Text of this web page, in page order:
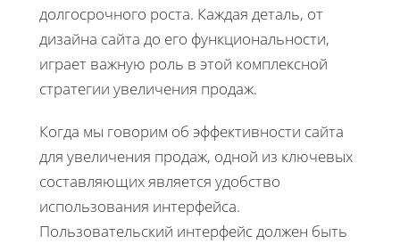
долгосрочного роста. Каждая деталь, от
дизайна сайта до его функциональности,
играет важную роль в этой комплексной
стратегии увеличения продаж.
Когда мы говорим об эффективности сайта
для увеличения продаж, одной из ключевых
составляющих является удобство
использования интерфейса.
Пользовательский интерфейс должен быть